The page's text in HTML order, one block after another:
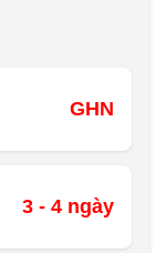
GHN
3 - 4 ngày